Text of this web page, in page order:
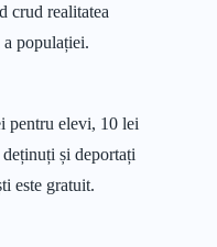
crud realitatea
populației.
pentru elevi, 10 lei
și deportați
este gratuit.